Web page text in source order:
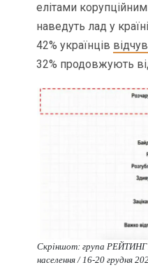
елітами
наведуть лад у
42% українців
32% продовжують
Скріншот: група РЕЙТИНГ /
населення / 16-20 грудня